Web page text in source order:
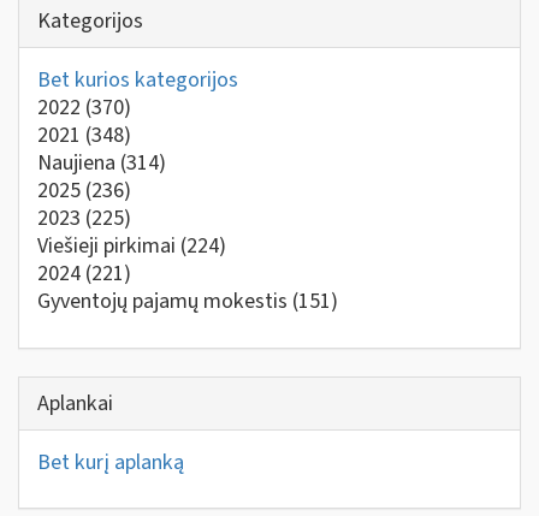
Kategorijos
Bet kurios kategorijos
2022 (370)
2021 (348)
Naujiena (314)
2025 (236)
2023 (225)
Viešieji pirkimai (224)
2024 (221)
Gyventojų pajamų mokestis (151)
Aplankai
Bet kurį aplanką